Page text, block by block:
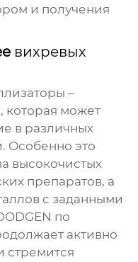
и получения
вихревых
–
которая может
в различных
Особенно это
высокочистых
препаратов, а
с заданными
по
активно
стремится